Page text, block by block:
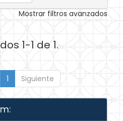
Mostrar filtros avanzados
1-1 de 1.
1 Siguiente